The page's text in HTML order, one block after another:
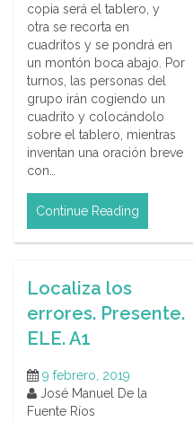
copia será el tablero, y
otra se recorta en
cuadritos y se pondrá en
un montón boca abajo. Por
turnos, las personas del
grupo irán cogiendo un
cuadrito y colocándolo
sobre el tablero, mientras
inventan una oración breve
con…
Continue Reading
Localiza los
errores. Presente.
ELE. A1
9 febrero, 2019
José Manuel De la
Fuente Ríos